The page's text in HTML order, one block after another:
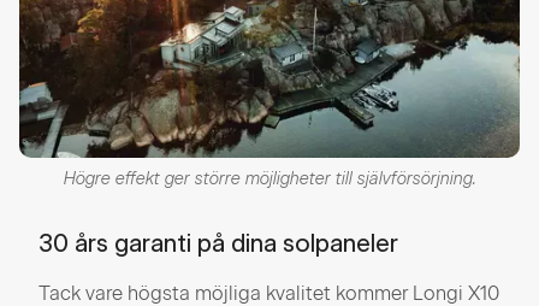
Högre effekt ger större möjligheter till självförsörjning.
30 års garanti på dina solpaneler
Tack vare högsta möjliga kvalitet kommer Longi X10